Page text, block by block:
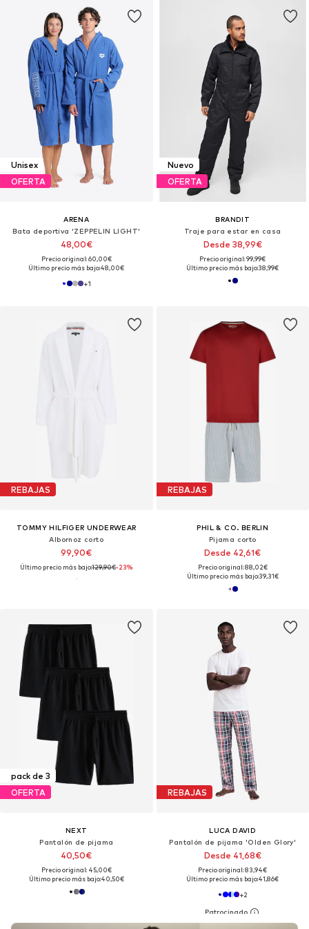
Unisex
OFERTA
ARENA
Bata deportiva 'ZEPPELIN LIGHT'
48,00€
Precio original: 60,00€
Último precio más bajo:48,00€
+1
Nuevo
OFERTA
BRANDIT
Traje para estar en casa
Desde 38,99€
Precio original: 99,99€
Último precio más bajo:38,99€
REBAJAS
TOMMY HILFIGER UNDERWEAR
Albornoz corto
99,90€
Último precio más bajo:129,90€-23%
REBAJAS
PHIL & CO. BERLIN
Pijama corto
Desde 42,61€
Precio original: 88,02€
Último precio más bajo:39,31€
pack de 3
OFERTA
NEXT
Pantalón de pijama
40,50€
Precio original: 45,00€
Último precio más bajo:40,50€
REBAJAS
LUCA DAVID
Pantalón de pijama 'Olden Glory'
Desde 41,68€
Precio original: 83,94€
Último precio más bajo:41,86€
+2